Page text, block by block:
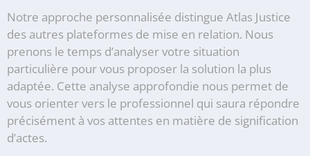
Notre approche personnalisée distingue Atlas Justice
des autres plateformes de mise en relation. Nous
prenons le temps d’analyser votre situation
particulière pour vous proposer la solution la plus
adaptée. Cette analyse approfondie nous permet de
vous orienter vers le professionnel qui saura répondre
précisément à vos attentes en matière de signification
d’actes.